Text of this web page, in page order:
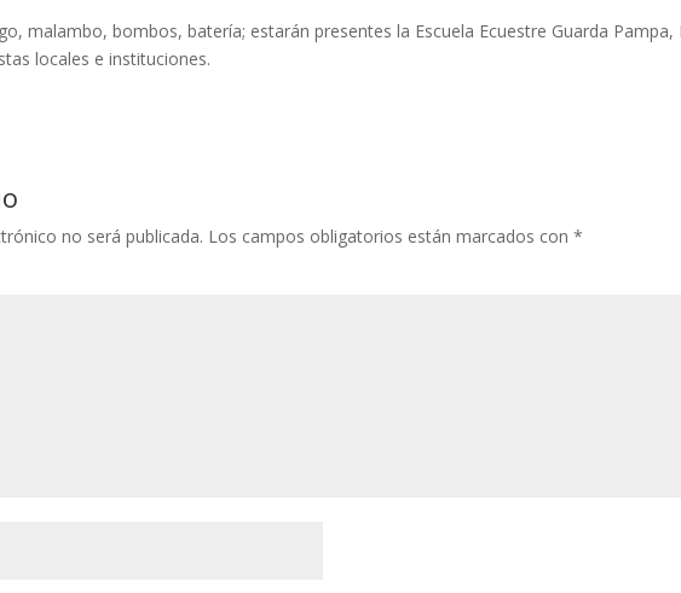
malambo, bombos, batería; estarán presentes la Escuela Ecuestre Guarda Pampa,
locales e instituciones.
no será publicada. Los campos obligatorios están marcados con*